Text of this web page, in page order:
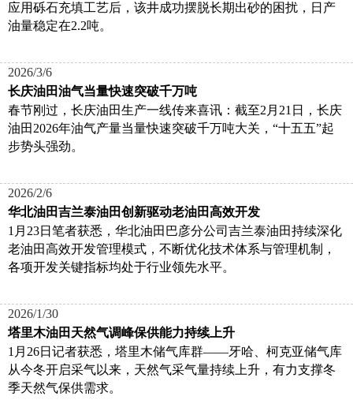
应用砾石充填工艺后，该井成功摆脱长期出砂的困扰，日产
油量稳定在2.2吨。
2026/3/6
长庆油田油气当量快速突破千万吨
春节刚过，长庆油田生产一线传来喜讯：截至2月21日，长庆
油田2026年油气产量当量快速突破千万吨大关，“十五五”起
步势头强劲。
2026/2/6
华北油田吉兰泰油田创新驱动老油田高效开发
1月23日笔者获悉，华北油田巴彦分公司吉兰泰油田持续深化
老油田高效开发管理模式，不断优化技术体系与管理机制，
各项开发关键指标均处于行业领先水平。
2026/1/30
塔里木油田天然气调峰保供能力持续上升
1月26日记者获悉，塔里木储气库群——牙哈、柯克亚储气库
从今冬开启采气以来，天然气采气量持续上升，有力支撑冬
季天然气保供需求。